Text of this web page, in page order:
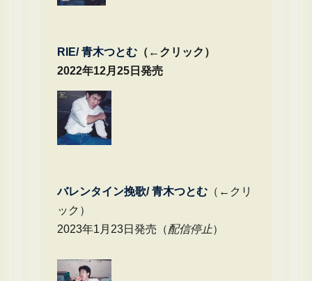
RIE/ 青木つとむ（←クリック）
2022年12月25日発売
バレンタイン挽歌/ 青木つとむ（←クリ
ック）
2023年1月23日発売（配信停止）